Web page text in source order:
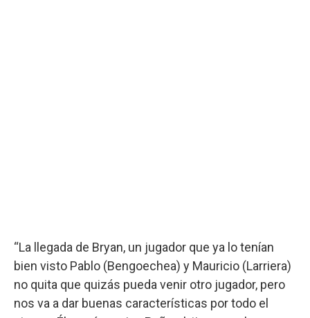
“La llegada de Bryan, un jugador que ya lo tenían
bien visto Pablo (Bengoechea) y Mauricio (Larriera)
no quita que quizás pueda venir otro jugador, pero
nos va a dar buenas características por todo el